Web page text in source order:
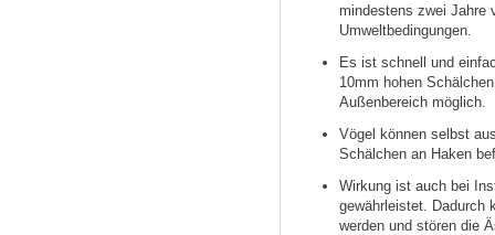
mindestens zwei Jahre
Umweltbedingungen.
Es ist schnell und
10mm hohen
Außenbereich möglich.
Vögel können selbst
Schälchen an Haken
Wirkung ist auch bei
gewährleistet. Dadurch
werden und stören die